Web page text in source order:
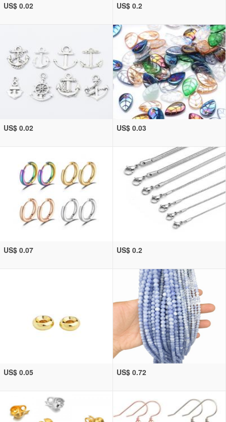
US$ 0.02 US$ 0.2
US$ 0.02 US$ 0.03
US$ 0.07 US$ 0.2
US$ 0.05 US$ 0.72